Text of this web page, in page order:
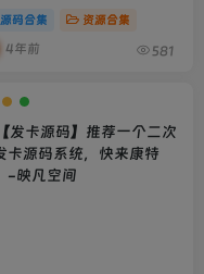
源码合集 资源合集
4年前 581